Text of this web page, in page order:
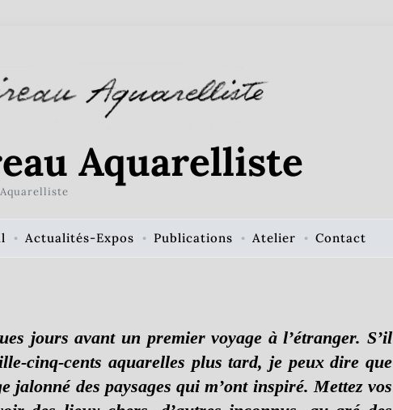
Aquarelliste
Aquarelliste
Actualités-Expos Publications Atelier Contact
jours avant un premier voyage à l’étranger. S’il
cinq-cents aquarelles plus tard, je peux dire que
jalonné des paysages qui m’ont inspiré. Mettez vos